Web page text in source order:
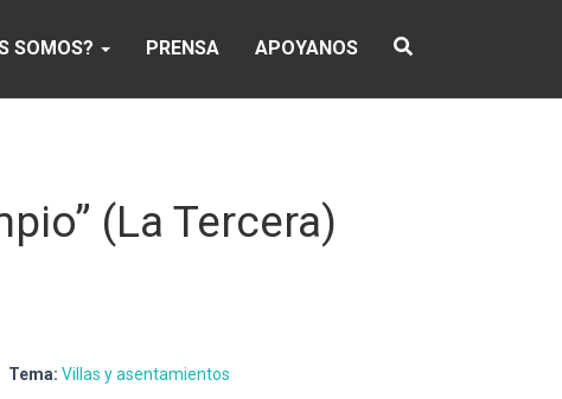
SOMOS? PRENSA APOYANOS
(La Tercera)
Tema: Villas y asentamientos